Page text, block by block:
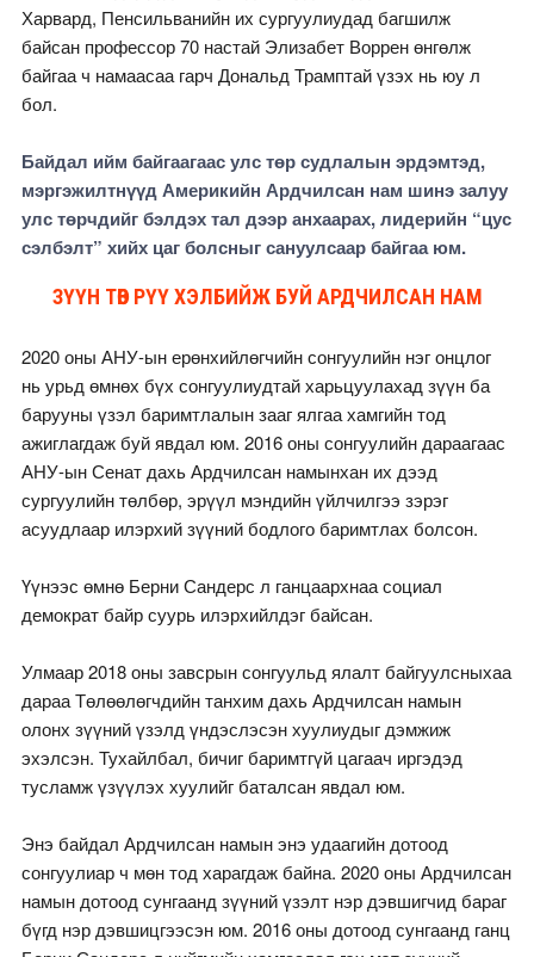
Харвард, Пенсильванийн их сургуулиудад багшилж
байсан профессор 70 настай Элизабет Воррен өнгөлж
байгаа ч намаасаа гарч Дональд Трамптай үзэх нь юу л
бол.
Байдал ийм байгаагаас улс төр судлалын эрдэмтэд,
мэргэжилтнүүд Америкийн Ардчилсан нам шинэ залуу
улс төрчдийг бэлдэх тал дээр анхаарах, лидерийн “цус
сэлбэлт” хийх цаг болсныг сануулсаар байгаа юм.
ЗҮҮН ТӨВ РҮҮ ХЭЛБИЙЖ БУЙ АРДЧИЛСАН НАМ
2020 оны АНУ-ын ерөнхийлөгчийн сонгуулийн нэг онцлог
нь урьд өмнөх бүх сонгуулиудтай харьцуулахад зүүн ба
барууны үзэл баримтлалын зааг ялгаа хамгийн тод
ажиглагдаж буй явдал юм. 2016 оны сонгуулийн дараагаас
АНУ-ын Сенат дахь Ардчилсан намынхан их дээд
сургуулийн төлбөр, эрүүл мэндийн үйлчилгээ зэрэг
асуудлаар илэрхий зүүний бодлого баримтлах болсон.
Үүнээс өмнө Берни Сандерс л ганцаархнаа социал
демократ байр суурь илэрхийлдэг байсан.
Улмаар 2018 оны завсрын сонгуульд ялалт байгуулсныхаа
дараа Төлөөлөгчдийн танхим дахь Ардчилсан намын
олонх зүүний үзэлд үндэслэсэн хуулиудыг дэмжиж
эхэлсэн. Тухайлбал, бичиг баримтгүй цагаач иргэдэд
тусламж үзүүлэх хуулийг баталсан явдал юм.
Энэ байдал Ардчилсан намын энэ удаагийн дотоод
сонгуулиар ч мөн тод харагдаж байна. 2020 оны Ардчилсан
намын дотоод сунгаанд зүүний үзэлт нэр дэвшигчид бараг
бүгд нэр дэвшицгээсэн юм. 2016 оны дотоод сунгаанд ганц